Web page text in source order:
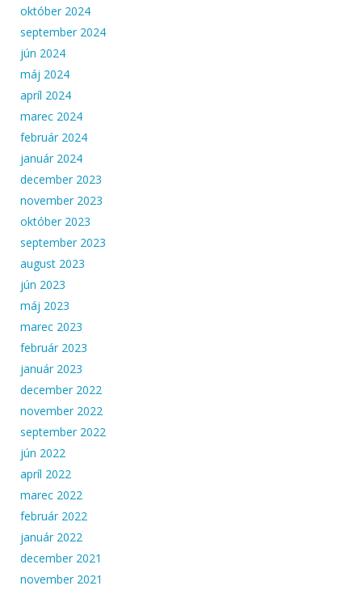
október 2024
september 2024
jún 2024
máj 2024
apríl 2024
marec 2024
február 2024
január 2024
december 2023
november 2023
október 2023
september 2023
august 2023
jún 2023
máj 2023
marec 2023
február 2023
január 2023
december 2022
november 2022
september 2022
jún 2022
apríl 2022
marec 2022
február 2022
január 2022
december 2021
november 2021